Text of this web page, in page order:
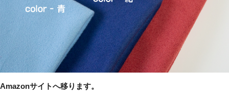
Amazonサイトへ移ります。